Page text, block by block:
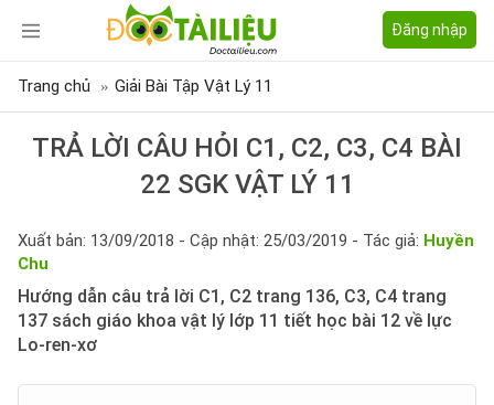
Đăng nhập
Trang chủ Giải Bài Tập Vật Lý 11
TRẢ LỜI CÂU HỎI C1, C2, C3, C4 BÀI
22 SGK VẬT LÝ 11
Xuất bản: 13/09/2018 - Cập nhật: 25/03/2019 - Tác giả: Huyền
Chu
Hướng dẫn câu trả lời C1, C2 trang 136, C3, C4 trang
137 sách giáo khoa vật lý lớp 11 tiết học bài 12 về lực
Lo-ren-xơ